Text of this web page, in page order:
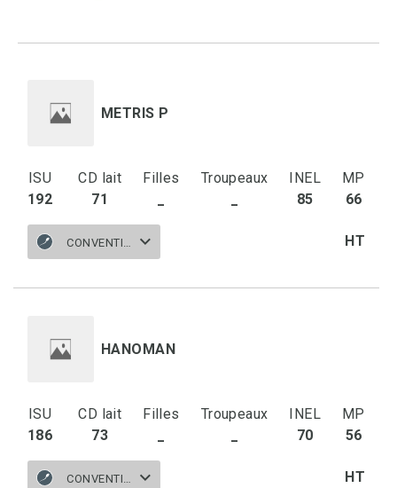
METRIS P
ISU
192
CD lait
71
Filles
Troupeaux
INEL
85
MP
66
HT
CONVENTIONNELLE
HANOMAN
ISU
186
CD lait
73
Filles
Troupeaux
INEL
70
MP
56
HT
CONVENTIONNELLE